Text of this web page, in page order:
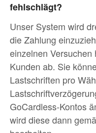
fehlschlägt?
Unser System wird
die Zahlung
einzelnen
Kunden ab. Sie
Lastschriften pro
GoCardless-Kontos
wird diese dann